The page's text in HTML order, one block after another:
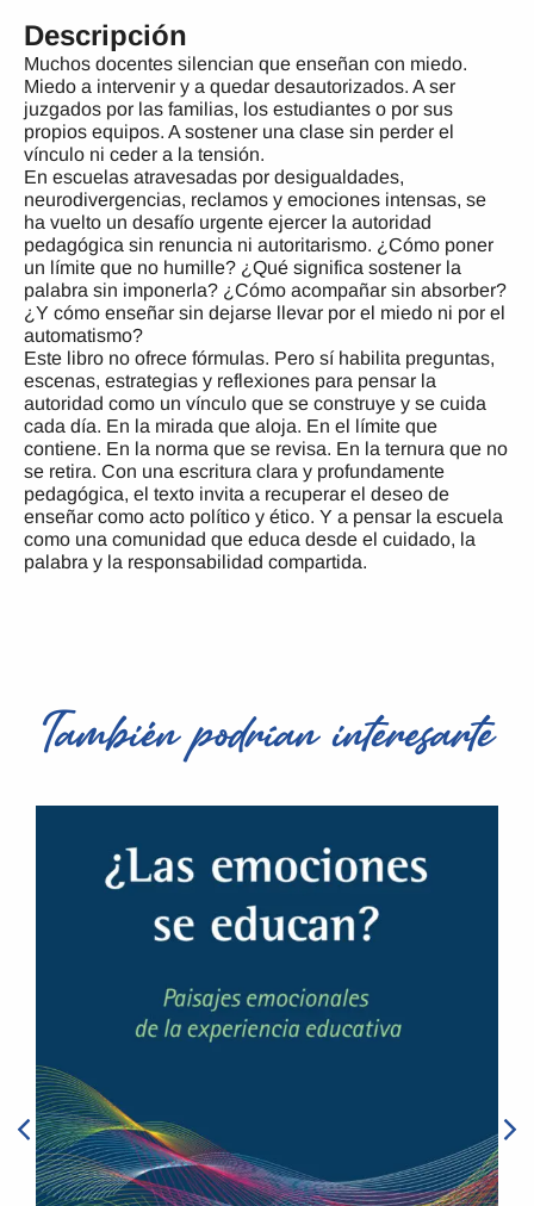
Descripción
Muchos docentes silencian que enseñan con miedo.
Miedo a intervenir y a quedar desautorizados. A ser
juzgados por las familias, los estudiantes o por sus
propios equipos. A sostener una clase sin perder el
vínculo ni ceder a la tensión.
En escuelas atravesadas por desigualdades,
neurodivergencias, reclamos y emociones intensas, se
ha vuelto un desafío urgente ejercer la autoridad
pedagógica sin renuncia ni autoritarismo. ¿Cómo poner
un límite que no humille? ¿Qué significa sostener la
palabra sin imponerla? ¿Cómo acompañar sin absorber?
¿Y cómo enseñar sin dejarse llevar por el miedo ni por el
automatismo?
Este libro no ofrece fórmulas. Pero sí habilita preguntas,
escenas, estrategias y reflexiones para pensar la
autoridad como un vínculo que se construye y se cuida
cada día. En la mirada que aloja. En el límite que
contiene. En la norma que se revisa. En la ternura que no
se retira. Con una escritura clara y profundamente
pedagógica, el texto invita a recuperar el deseo de
enseñar como acto político y ético. Y a pensar la escuela
como una comunidad que educa desde el cuidado, la
palabra y la responsabilidad compartida.
También podrían interesarte